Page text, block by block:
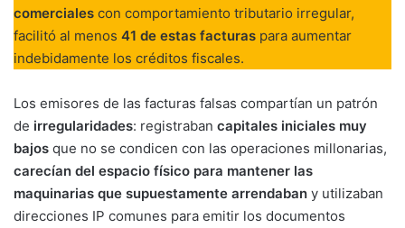
comerciales con comportamiento tributario irregular,
facilitó al menos 41 de estas facturas para aumentar
indebidamente los créditos fiscales.
Los emisores de las facturas falsas compartían un patrón
de irregularidades: registraban capitales iniciales muy
bajos que no se condicen con las operaciones millonarias,
carecían del espacio físico para mantener las
maquinarias que supuestamente arrendaban y utilizaban
direcciones IP comunes para emitir los documentos